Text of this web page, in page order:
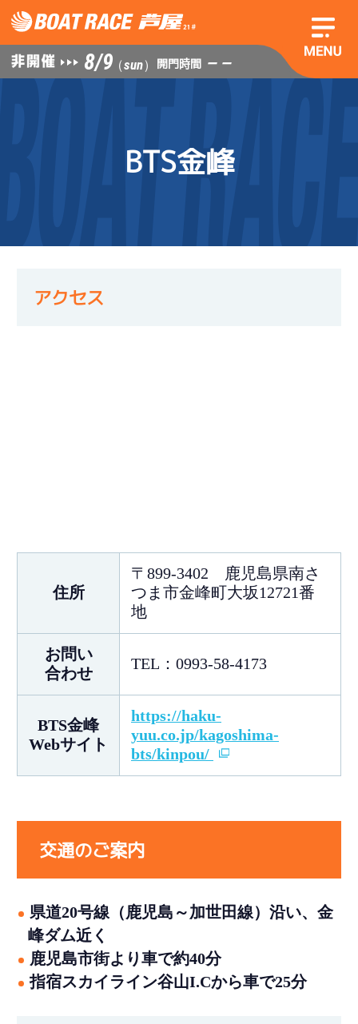
8/9（sun） 開門時間 — —
BTS金峰
アクセス
住所
〒899-3402 鹿児島県南さ
つま市金峰町大坂12721番
地
お問い
合わせ
TEL：0993-58-4173
BTS金峰
Webサイト
https://haku-
yuu.co.jp/kagoshima-
bts/kinpou/
交通のご案内
県道20号線（鹿児島～加世田線）沿い、金
峰ダム近く
鹿児島市街より車で約40分
指宿スカイライン谷山I.Cから車で25分